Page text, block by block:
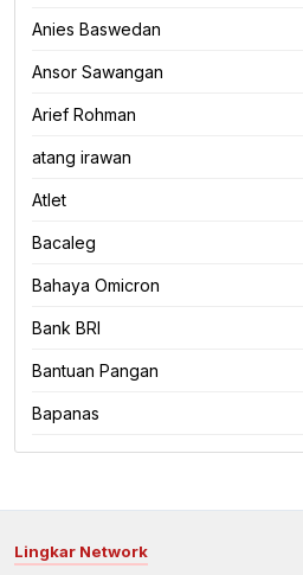
Anies Baswedan
Ansor Sawangan
Arief Rohman
atang irawan
Atlet
Bacaleg
Bahaya Omicron
Bank BRI
Bantuan Pangan
Bapanas
Lingkar Network